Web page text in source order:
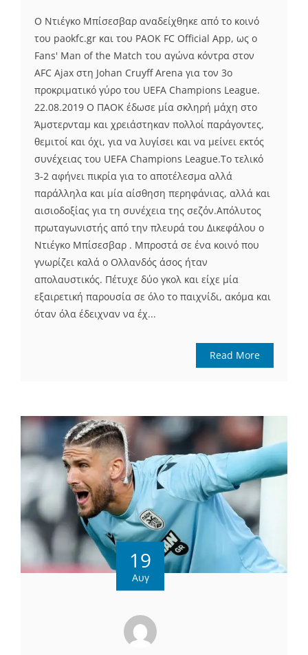
Ο Ντιέγκο Μπίσεσβαρ αναδείχθηκε από το κοινό
του paokfc.gr και του PAOK FC Official App, ως ο
Fans' Man of the Match του αγώνα κόντρα στον
AFC Ajax στη Johan Cruyff Arena για τον 3ο
προκριματικό γύρο του UEFA Champions League.
22.08.2019 Ο ΠΑΟΚ έδωσε μία σκληρή μάχη στο
Άμστερνταμ και χρειάστηκαν πολλοί παράγοντες,
θεμιτοί και όχι, για να λυγίσει και να μείνει εκτός
συνέχειας του UEFA Champions League.Το τελικό
3-2 αφήνει πικρία για το αποτέλεσμα αλλά
παράλληλα και μία αίσθηση περηφάνιας, αλλά και
αισιοδοξίας για τη συνέχεια της σεζόν.Απόλυτος
πρωταγωνιστής από την πλευρά του Δικεφάλου ο
Ντιέγκο Μπίσεσβαρ . Μπροστά σε ένα κοινό που
γνωρίζει καλά ο Ολλανδός άσος ήταν
απολαυστικός. Πέτυχε δύο γκολ και είχε μία
εξαιρετική παρουσία σε όλο το παιχνίδι, ακόμα και
όταν όλα έδειχναν να έχ...
Read More
19
Αυγ